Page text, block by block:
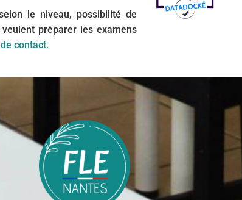
le niveau, possibilité de
préparer les examens
contact.